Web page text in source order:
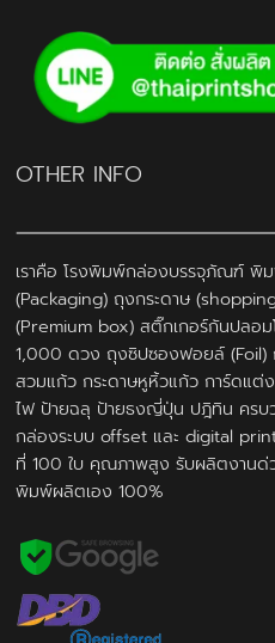
OTHER INFO
เราคือ โรงพิมพ์กล่องบรรจุภัณฑ์
(Packaging) ถุงกระดาษ
(Premium box) สติ๊กเกอร์กันปลอม
1,000 ดวง ถุงซิปซองฟอยล์ (Foil)
สวมแก้ว กระดาษหูหิ้วแก้ว การ์ดแต่
ไฟ ป้ายฉลุ ป้ายธงญี่ปุ่น ปฎิทิน ครบ
กล่องระบบ offset และ digital
ที่ 100 ใบ คุณภาพสูง รับผลิตงานด่
พิมพ์ผลิตเอง 100%